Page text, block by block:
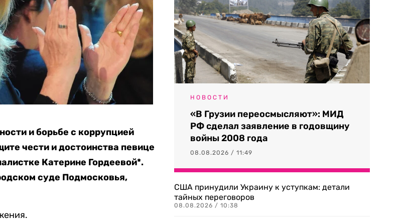
и борьбе с коррупцией
чести и достоинства певице
Катерине Гордеевой*.
суде Подмосковья,
НОВОСТИ
«В Грузии переосмысляют»: МИД
РФ сделал заявление в годовщину
войны 2008 года
08.08.2026 / 11:49
США принудили Украину к уступкам: детали
тайных переговоров
08.08.2026 / 10:38